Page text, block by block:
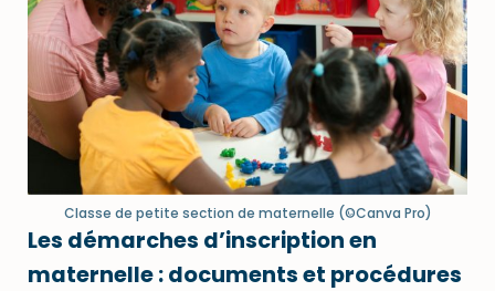
Classe de petite section de maternelle (©Canva Pro)
Les démarches d’inscription en
maternelle : documents et procédures